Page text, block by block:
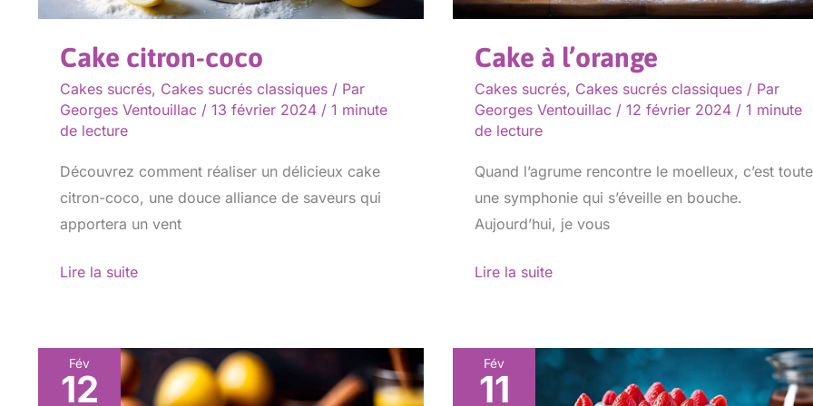
Cake citron-coco
Cakes sucrés, Cakes sucrés classiques / Par
Georges Ventouillac / 13 février 2024 / 1 minute
de lecture
Découvrez comment réaliser un délicieux cake
citron-coco, une douce alliance de saveurs qui
apportera un vent
Lire la suite
Cake à l’orange
Cakes sucrés, Cakes sucrés classiques / Par
Georges Ventouillac / 12 février 2024 / 1 minute
de lecture
Quand l’agrume rencontre le moelleux, c’est toute
une symphonie qui s’éveille en bouche.
Aujourd’hui, je vous
Lire la suite
Fév
12
Banana
Fév
11
Cake